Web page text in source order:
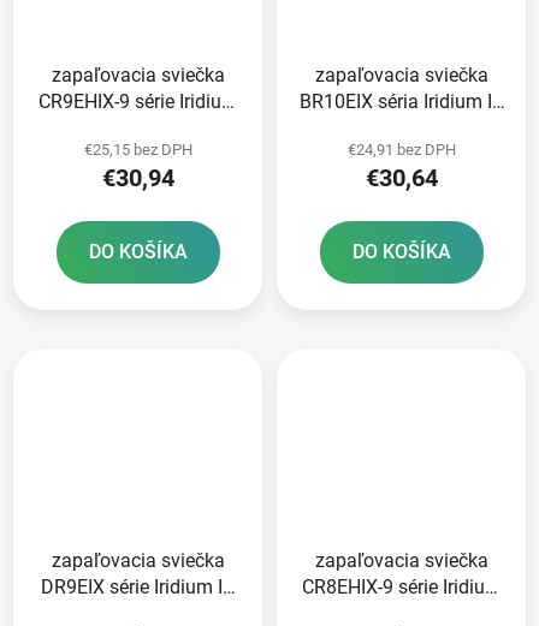
zapaľovacia sviečka
CR9EHIX-9 série Iridium
€25,15 bez DPH
€30,94
DO KOŠÍKA
zapaľovacia sviečka
BR10EIX séria Iridium IX
€24,91 bez DPH
€30,64
DO KOŠÍKA
zapaľovacia sviečka
DR9EIX série Iridium IX
zapaľovacia sviečka
CR8EHIX-9 série Iridium